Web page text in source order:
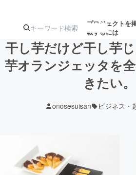
プロジェクトを
載するには
注目の新着プロ
ジェクト
募集
テクノロジー・ガジェット
干し芋だけど干し芋
芋オランジェッタを
きたい。
onosesuisan ビジネス・